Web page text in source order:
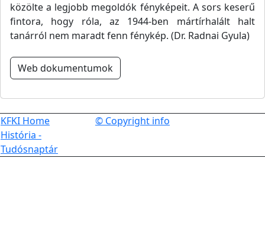
közölte a legjobb megoldók fényképeit. A sors keserű
fintora, hogy róla, az 1944-ben mártírhalált halt
tanárról nem maradt fenn fénykép. (Dr. Radnai Gyula)
Web dokumentumok
KFKI Home
História -
Tudósnaptár
© Copyright info